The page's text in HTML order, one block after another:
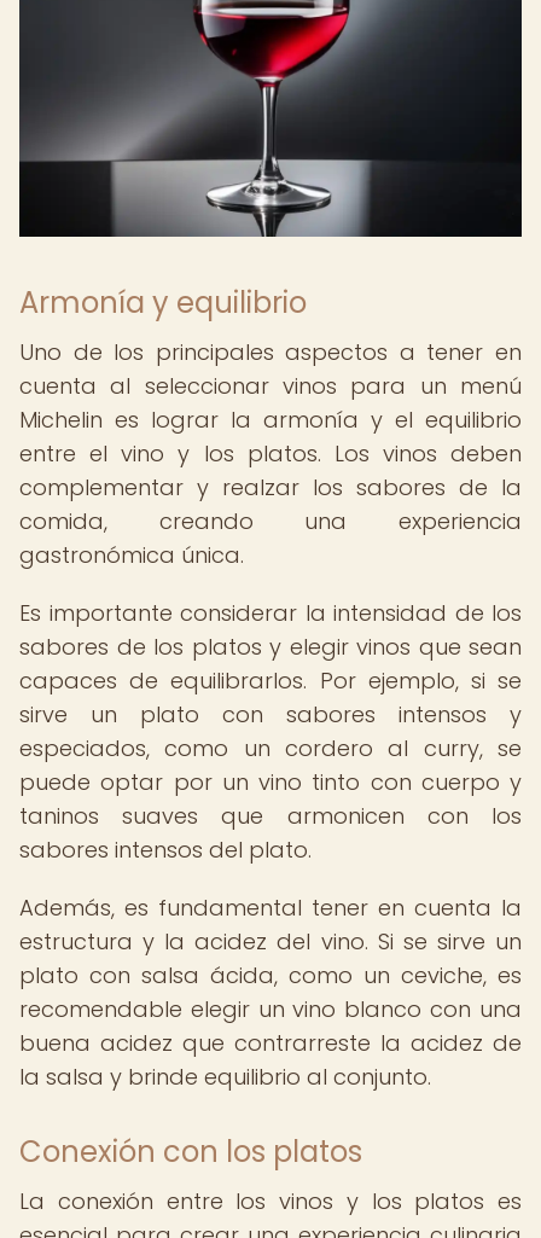
Armonía y equilibrio
Uno de los principales aspectos a tener en
cuenta al seleccionar vinos para un menú
Michelin es lograr la armonía y el equilibrio
entre el vino y los platos. Los vinos deben
complementar y realzar los sabores de la
comida, creando una experiencia
gastronómica única.
Es importante considerar la intensidad de los
sabores de los platos y elegir vinos que sean
capaces de equilibrarlos. Por ejemplo, si se
sirve un plato con sabores intensos y
especiados, como un cordero al curry, se
puede optar por un vino tinto con cuerpo y
taninos suaves que armonicen con los
sabores intensos del plato.
Además, es fundamental tener en cuenta la
estructura y la acidez del vino. Si se sirve un
plato con salsa ácida, como un ceviche, es
recomendable elegir un vino blanco con una
buena acidez que contrarreste la acidez de
la salsa y brinde equilibrio al conjunto.
Conexión con los platos
La conexión entre los vinos y los platos es